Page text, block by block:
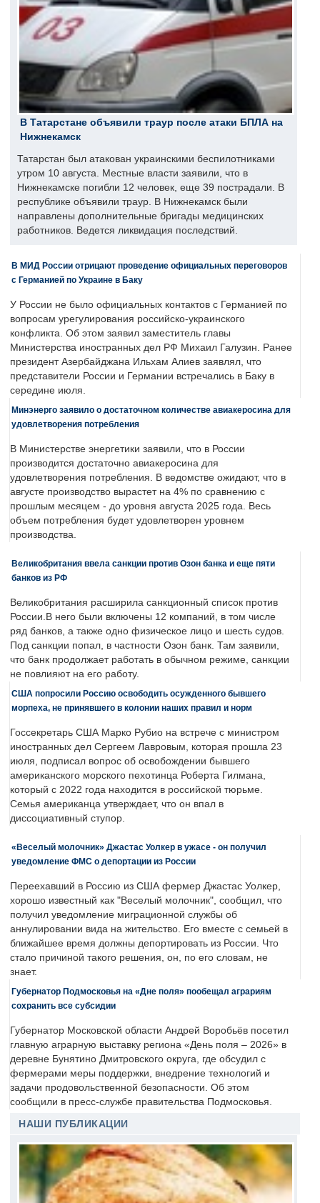
В Татарстане объявили траур после атаки БПЛА на
Нижнекамск
Татарстан был атакован украинскими беспилотниками
утром 10 августа. Местные власти заявили, что в
Нижнекамске погибли 12 человек, еще 39 пострадали. В
республике объявили траур. В Нижнекамск были
направлены дополнительные бригады медицинских
работников. Ведется ликвидация последствий.
В МИД России отрицают проведение официальных переговоров
с Германией по Украине в Баку
У России не было официальных контактов с Германией по
вопросам урегулирования российско-украинского
конфликта. Об этом заявил заместитель главы
Министерства иностранных дел РФ Михаил Галузин. Ранее
президент Азербайджана Ильхам Алиев заявлял, что
представители России и Германии встречались в Баку в
середине июля.
Минэнерго заявило о достаточном количестве авиакеросина для
удовлетворения потребления
В Министерстве энергетики заявили, что в России
производится достаточно авиакеросина для
удовлетворения потребления. В ведомстве ожидают, что в
августе производство вырастет на 4% по сравнению с
прошлым месяцем - до уровня августа 2025 года. Весь
объем потребления будет удовлетворен уровнем
производства.
Великобритания ввела санкции против Озон банка и еще пяти
банков из РФ
Великобритания расширила санкционный список против
России.В него были включены 12 компаний, в том числе
ряд банков, а также одно физическое лицо и шесть судов.
Под санкции попал, в частности Озон банк. Там заявили,
что банк продолжает работать в обычном режиме, санкции
не повлияют на его работу.
США попросили Россию освободить осужденного бывшего
морпеха, не принявшего в колонии наших правил и норм
Госсекретарь США Марко Рубио на встрече с министром
иностранных дел Сергеем Лавровым, которая прошла 23
июля, подписал вопрос об освобождении бывшего
американского морского пехотинца Роберта Гилмана,
который с 2022 года находится в российской тюрьме.
Семья американца утверждает, что он впал в
диссоциативный ступор.
«Веселый молочник» Джастас Уолкер в ужасе - он получил
уведомление ФМС о депортации из России
Переехавший в Россию из США фермер Джастас Уолкер,
хорошо известный как "Веселый молочник", сообщил, что
получил уведомление миграционной службы об
аннулировании вида на жительство. Его вместе с семьей в
ближайшее время должны депортировать из России. Что
стало причиной такого решения, он, по его словам, не
знает.
Губернатор Подмосковья на «Дне поля» пообещал аграриям
сохранить все субсидии
Губернатор Московской области Андрей Воробьёв посетил
главную аграрную выставку региона «День поля – 2026» в
деревне Бунятино Дмитровского округа, где обсудил с
фермерами меры поддержки, внедрение технологий и
задачи продовольственной безопасности. Об этом
сообщили в пресс-службе правительства Подмосковья.
НАШИ ПУБЛИКАЦИИ